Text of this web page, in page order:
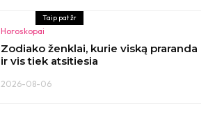
Taip pat žr
Horoskopai
Zodiako ženklai, kurie viską praranda
ir vis tiek atsitiesia
2026-08-06